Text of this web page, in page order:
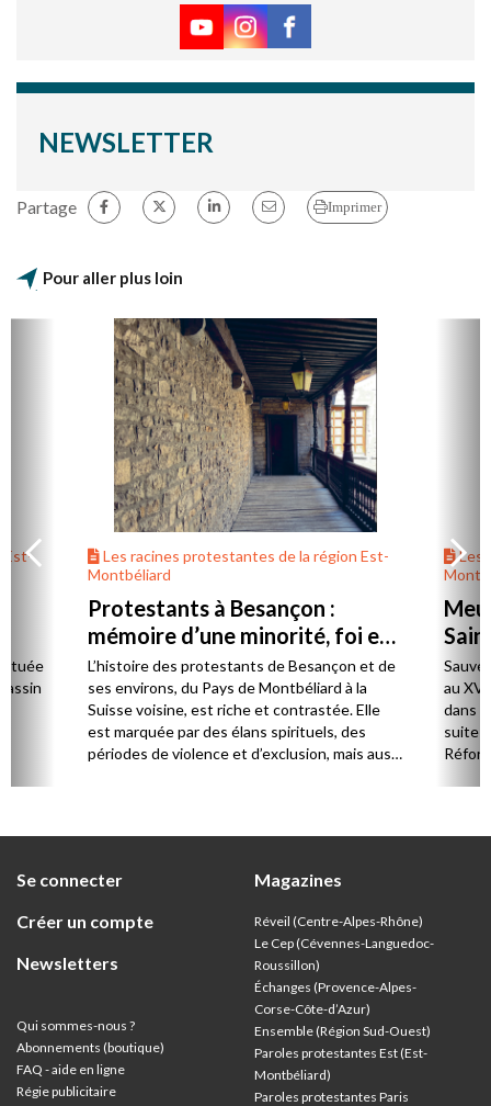
NEWSLETTER
Partage Imprimer
Pour aller plus loin
Est-
Les racines protestantes de la région Est-
Montbéliard
Protestants à Besançon :
mémoire d’une minorité, foi en
chemin
L’histoire des protestants de Besançon et de
ses environs, du Pays de Montbéliard à la
Suisse voisine, est riche et contrastée. Elle
est marquée par des élans spirituels, des
périodes de violence et d’exclusion, mais aussi
pas seulement de l’histoire : il éclaire l’identité
l’avenir.
Les
au
dans
suite
Se connecter
Créer un compte
Newsletters
Qui sommes-nous ?
Abonnements (boutique)
FAQ - aide en ligne
Régie publicitaire
Magazines
Réveil (Centre-Alpes-Rhône)
Le Cep (Cévennes-Languedoc-
Roussillon)
Échanges (Provence-Alpes-
Corse-Côte-d’Azur)
Ensemble (Région Sud-Ouest)
Paroles protestantes Est (Est-
Montbéliard)
Paroles protestantes Paris